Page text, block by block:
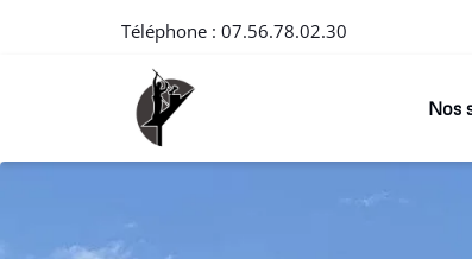
Téléphone : 07.56.78.02.30
Nos